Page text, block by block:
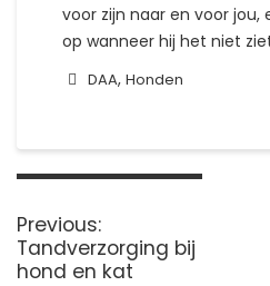
voor zijn naar en voor
op wanneer hij het niet
DAA, Honden
Bericht
Previous:Previous
post:
Tandverzorging bij
hond en kat